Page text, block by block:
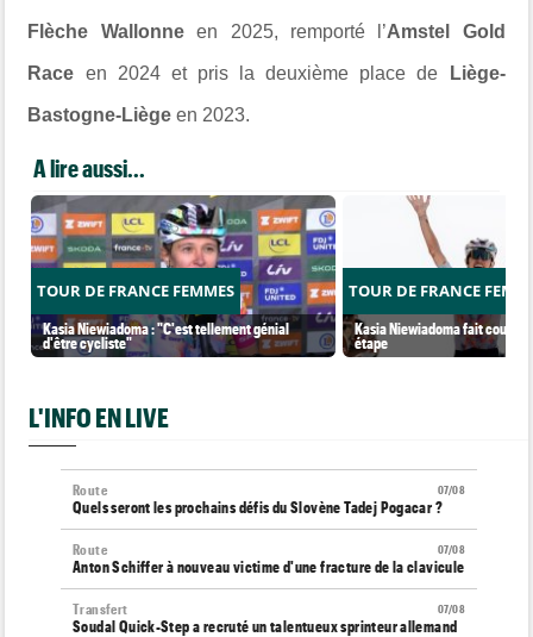
Flèche Wallonneen 2025, remporté l’Amstel Gold
Race en 2024 et pris la deuxième place de Liège-
Bastogne-Liège en 2023.
A lire aussi...
TOUR DE FRANCE FEMMES
Kasia Niewiadoma : "C'est tellement génial
d'être cycliste"
TOUR DE FRANCE
Kasia Niewiadoma fait coup
étape
L'INFO EN LIVE
07/08
Route
Quels seront les prochains défis du Slovène Tadej Pogacar ?
07/08
Route
Anton Schiffer à nouveau victime d'une fracture de la clavicule
07/08
Transfert
Soudal Quick-Step a recruté un talentueux sprinteur allemand